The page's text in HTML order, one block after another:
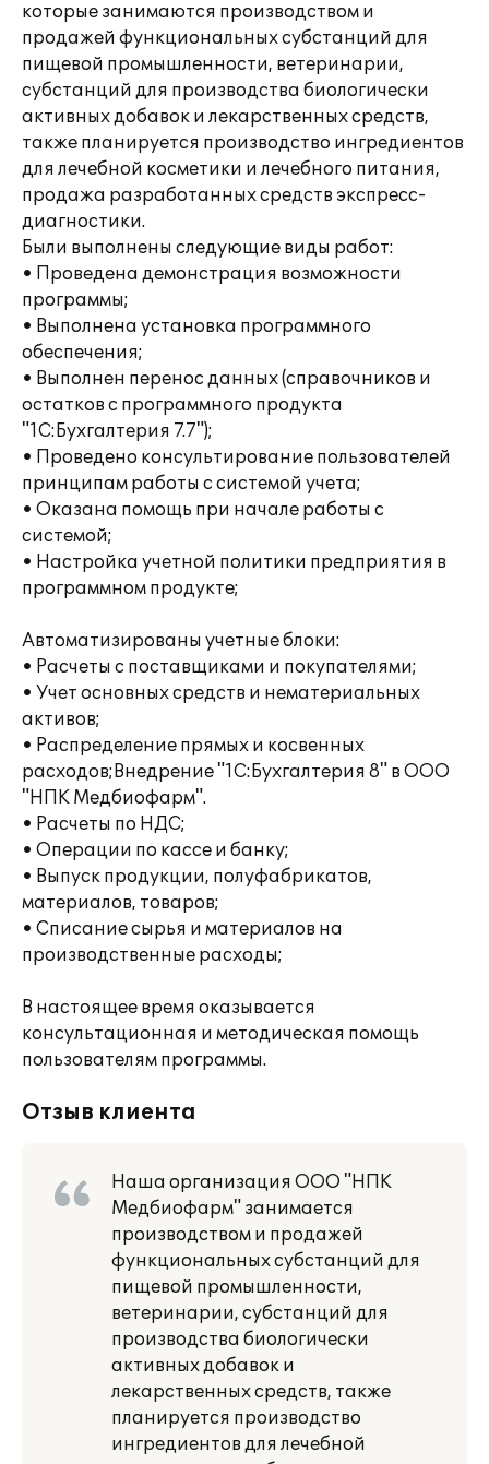
которые занимаются производством и
продажей функциональных субстанций для
пищевой промышленности, ветеринарии,
субстанций для производства биологически
активных добавок и лекарственных средств,
также планируется производство ингредиентов
для лечебной косметики и лечебного питания,
продажа разработанных средств экспресс-
диагностики.
Были выполнены следующие виды работ:
• Проведена демонстрация возможности
программы;
• Выполнена установка программного
обеспечения;
• Выполнен перенос данных (справочников и
остатков с программного продукта
"1С:Бухгалтерия 7.7");
• Проведено консультирование пользователей
принципам работы с системой учета;
• Оказана помощь при начале работы с
системой;
• Настройка учетной политики предприятия в
программном продукте;
Автоматизированы учетные блоки:
• Расчеты с поставщиками и покупателями;
• Учет основных средств и нематериальных
активов;
• Распределение прямых и косвенных
расходов;Внедрение "1С:Бухгалтерия 8" в ООО
"НПК Медбиофарм".
• Расчеты по НДС;
• Операции по кассе и банку;
• Выпуск продукции, полуфабрикатов,
материалов, товаров;
• Списание сырья и материалов на
производственные расходы;
В настоящее время оказывается
консультационная и методическая помощь
пользователям программы.
Отзыв клиента
Наша организация ООО "НПК
Медбиофарм" занимается
производством и продажей
функциональных субстанций для
пищевой промышленности,
ветеринарии, субстанций для
производства биологически
активных добавок и
лекарственных средств, также
планируется производство
ингредиентов для лечебной